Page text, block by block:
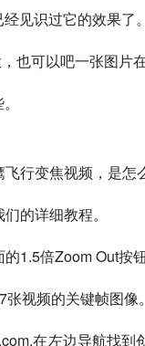
见识过它的效果了。
也可以吧一张图片
行变焦视频，是怎
的详细教程。
1.5倍Zoom Out按钮
视频的关键帧图像。
在左边导航找